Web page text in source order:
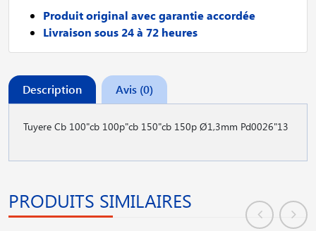
Produit original avec garantie accordée
Livraison sous 24 à 72 heures
Description Avis (0)
Tuyere Cb 100"cb 100p"cb 150"cb 150p Ø1,3mm Pd0026"13
PRODUITS SIMILAIRES